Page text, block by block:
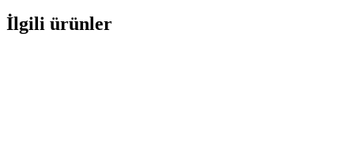
İlgili ürünler